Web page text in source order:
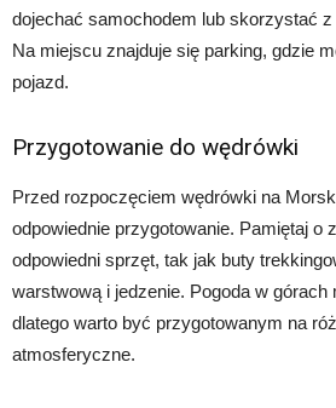
dojechać samochodem lub skorzystać
Na miejscu znajduje się parking, gdzie
pojazd.
Przygotowanie do wędrówki
Przed rozpoczęciem wędrówki na
odpowiednie przygotowanie. Pamiętaj o
odpowiedni sprzęt, tak jak buty
warstwową i jedzenie. Pogoda w górach
dlatego warto być przygotowanym na
atmosferyczne.